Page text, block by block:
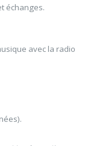
échanges.
avec la radio